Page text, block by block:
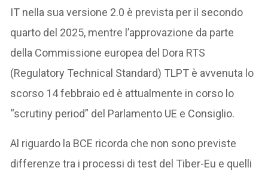
IT nella sua versione 2.0 è prevista per il secondo
quarto del 2025, mentre l’approvazione da parte
della Commissione europea del Dora RTS
(Regulatory Technical Standard) TLPT è avvenuta lo
scorso 14 febbraio ed è attualmente in corso lo
“scrutiny period” del Parlamento UE e Consiglio.
Al riguardo la BCE ricorda che non sono previste
differenze tra i processi di test del Tiber-Eu e quelli